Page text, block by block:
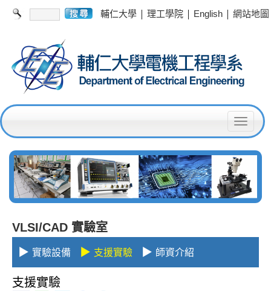
輔仁大學 | 理工學院 | English | 網站地圖
T
g
g
l
VLSI/CAD 實驗室
▶ 實驗設備 ▶ 支援實驗 ▶ 師資介紹
支援實驗